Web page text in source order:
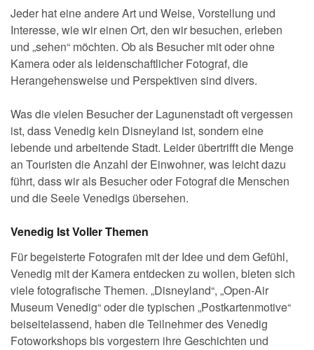
Jeder hat eine andere Art und Weise, Vorstellung und
Interesse, wie wir einen Ort, den wir besuchen, erleben
und „sehen“ möchten. Ob als Besucher mit oder ohne
Kamera oder als leidenschaftlicher Fotograf, die
Herangehensweise und Perspektiven sind divers.
Was die vielen Besucher der Lagunenstadt oft vergessen
ist, dass Venedig kein Disneyland ist, sondern eine
lebende und arbeitende Stadt. Leider übertrifft die Menge
an Touristen die Anzahl der Einwohner, was leicht dazu
führt, dass wir als Besucher oder Fotograf die Menschen
und die Seele Venedigs übersehen.
Venedig Ist Voller Themen
Für begeisterte Fotografen mit der Idee und dem Gefühl,
Venedig mit der Kamera entdecken zu wollen, bieten sich
viele fotografische Themen. „Disneyland“, „Open-Air
Museum Venedig“ oder die typischen „Postkartenmotive“
beiseitelassend, haben die Teilnehmer des Venedig
Fotoworkshops bis vorgestern ihre Geschichten und